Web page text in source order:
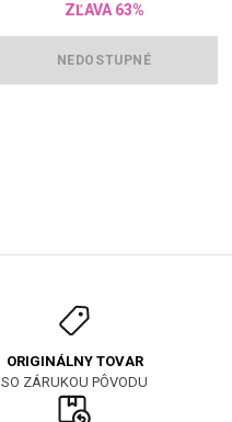
ZĽAVA 63%
NEDOSTUPNÉ
ORIGINÁLNY TOVAR
SO ZÁRUKOU PÔVODU